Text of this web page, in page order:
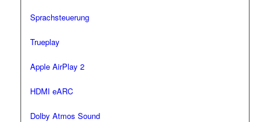
Sprachsteuerung
Trueplay
Apple AirPlay 2
HDMI eARC
Dolby Atmos Sound